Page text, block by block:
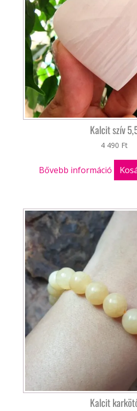
Kalcit szív
4 490 Ft
Bővebb információ
Kalcit